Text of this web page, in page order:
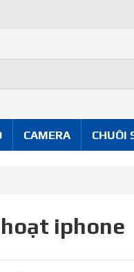
CAMERA CHUÔI
iphone